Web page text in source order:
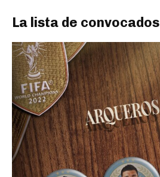
La lista de convocados